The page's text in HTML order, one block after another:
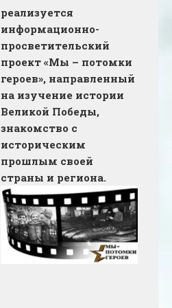
реализуется
информационно-
просветительский
проект «Мы – потомки
героев», направленный
на изучение истории
Великой Победы,
знакомство с
историческим
прошлым своей
страны и региона.